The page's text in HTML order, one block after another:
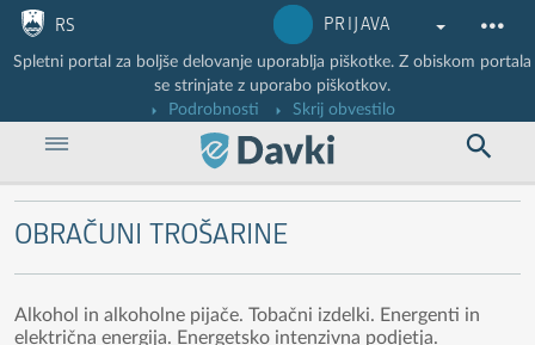
Nadaljuj na vsebino
Nadaljuj na vsebino zaprtega portala
RS PRIJAVA
Spletni portal za boljše delovanje uporablja piškotke. Z obiskom portala
se strinjate z uporabo piškotkov.
Podrobnosti
Skrij obvestilo
OBRAČUNI TROŠARINE
Alkohol in alkoholne pijače. Tobačni izdelki. Energenti in
električna energija. Energetsko intenzivna podjetja.